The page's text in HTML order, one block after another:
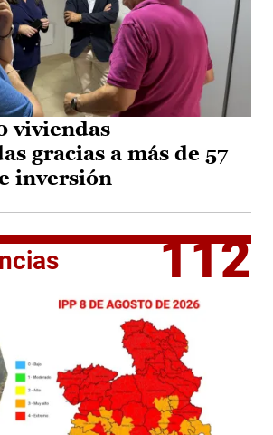
viviendas
gracias a más de 57
inversión
112